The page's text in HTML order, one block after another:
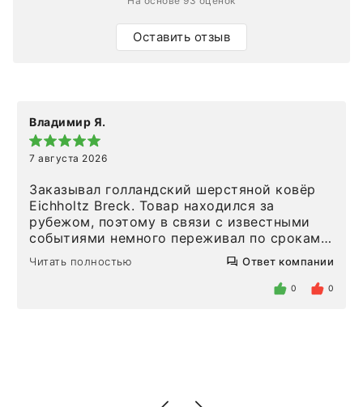
Оставить отзыв
Владимир Я.
7 августа 2026
Заказывал голландский шерстяной ковёр
Eichholtz Breck. Товар находился за
рубежом, поэтому в связи с известными
событиями немного переживал по срокам.
Но homeadore привезли ровно в
определенное в договоре время, без
Читать полностью Ответ компании
0 0